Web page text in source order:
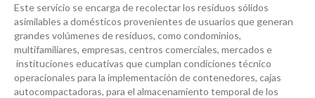
Este servicio se encarga de recolectar los residuos sólidos
asimilables a domésticos provenientes de usuarios que generan
grandes volúmenes de residuos, como condominios,
multifamiliares, empresas, centros comerciales, mercados e
instituciones educativas que cumplan condiciones técnico
operacionales para la implementación de contenedores, cajas
autocompactadoras, para el almacenamiento temporal de los